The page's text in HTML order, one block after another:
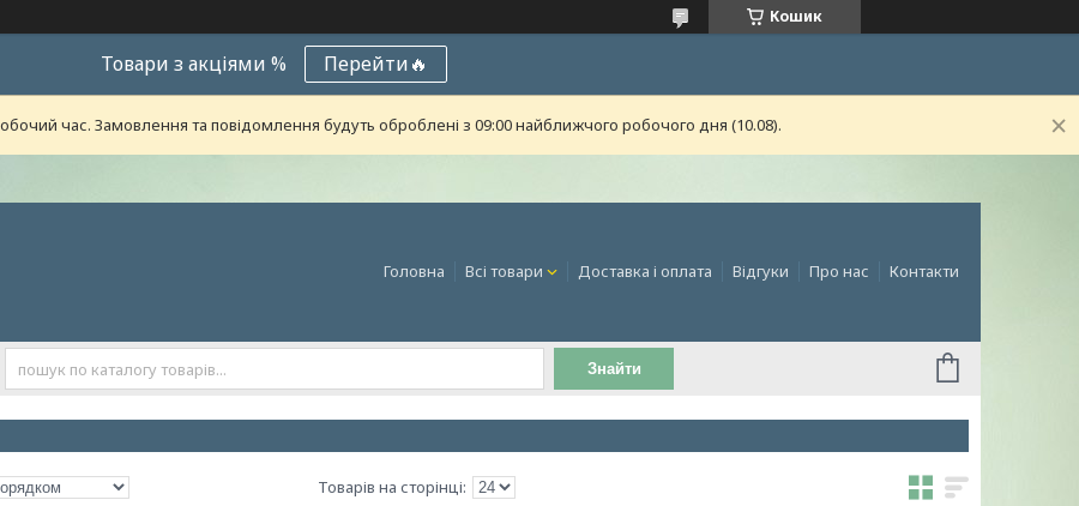
Кошик
Товари з акціями % Перейти🔥
час. Замовлення та повідомлення будуть оброблені з 09:00 найближчого робочого дня (10.08).
Головна Всі товари Доставка і оплата Відгуки Про нас Контакти
Знайти